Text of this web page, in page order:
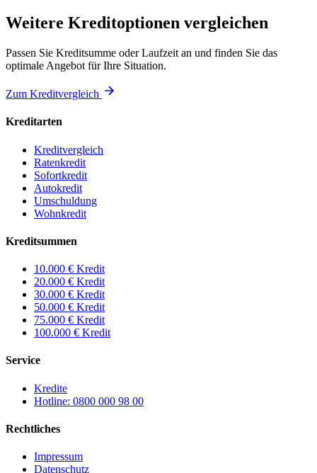
Weitere Kreditoptionen vergleichen
Passen Sie Kreditsumme oder Laufzeit an und finden Sie das
optimale Angebot für Ihre Situation.
Zum Kreditvergleich
Kreditarten
Kreditvergleich
Ratenkredit
Sofortkredit
Autokredit
Umschuldung
Wohnkredit
Kreditsummen
10.000 € Kredit
20.000 € Kredit
30.000 € Kredit
50.000 € Kredit
75.000 € Kredit
100.000 € Kredit
Service
Kredite
Hotline: 0800 000 98 00
Rechtliches
Impressum
Datenschutz